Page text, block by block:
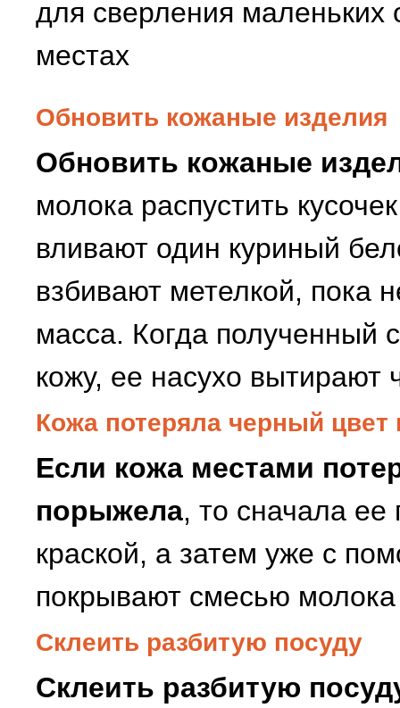
для сверления маленьких
местах
Обновить кожаные изделия
Обновить кожаные
молока распустить
вливают один куриный
взбивают метелкой, пока
масса. Когда полученный
кожу, ее насухо вытирают
Кожа потеряла черный
Если кожа местами
порыжела, то сначала ее
краской, а затем уже с
покрывают смесью
Склеить разбитую посуду
Склеить разбитую